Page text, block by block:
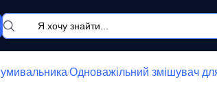
/Одноважільний змішувач